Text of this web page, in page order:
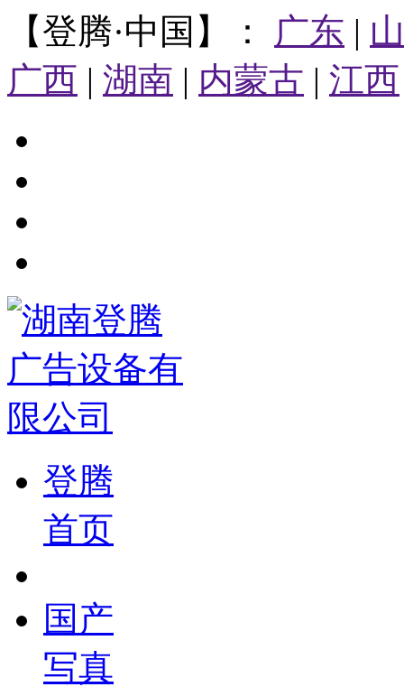
【登腾·中国】： 广东 |
广西 | 湖南 | 内蒙古 | 江西
登腾
首页
国产
写真